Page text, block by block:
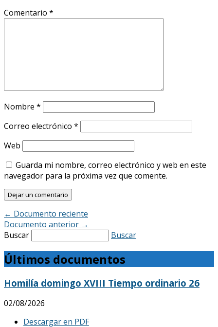
Comentario *
Nombre *
Correo electrónico *
Web
Guarda mi nombre, correo electrónico y web en este
navegador para la próxima vez que comente.
← Documento reciente
Documento anterior →
Buscar
Buscar
Últimos documentos
Homilía domingo XVIII Tiempo ordinario 26
02/08/2026
Descargar en PDF